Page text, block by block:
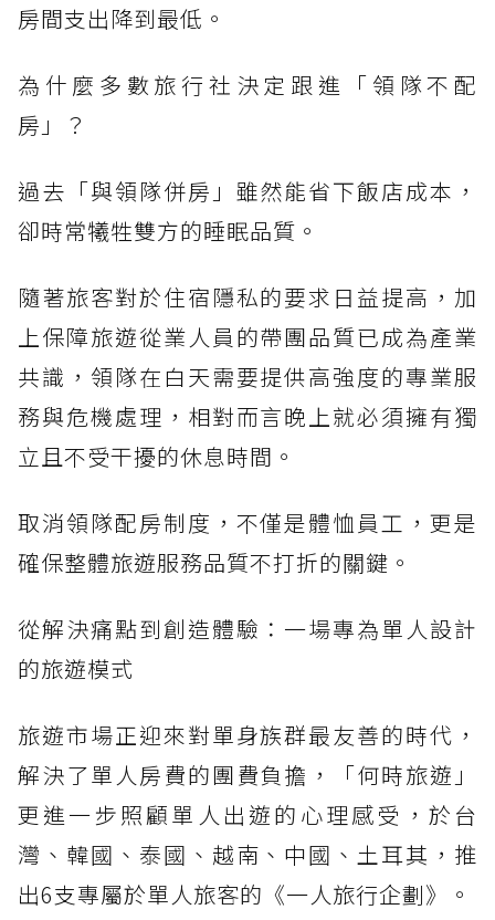
房間支出降到最低。
為什麼多數旅行社決定跟進「領隊不配
房」？
過去「與領隊併房」雖然能省下飯店成本，
卻時常犧牲雙方的睡眠品質。
隨著旅客對於住宿隱私的要求日益提高，加
上保障旅遊從業人員的帶團品質已成為產業
共識，領隊在白天需要提供高強度的專業服
務與危機處理，相對而言晚上就必須擁有獨
立且不受干擾的休息時間。
取消領隊配房制度，不僅是體恤員工，更是
確保整體旅遊服務品質不打折的關鍵。
從解決痛點到創造體驗：一場專為單人設計
的旅遊模式
旅遊市場正迎來對單身族群最友善的時代，
解決了單人房費的團費負擔，「何時旅遊」
更進一步照顧單人出遊的心理感受，於台
灣、韓國、泰國、越南、中國、土耳其，推
出6支專屬於單人旅客的《一人旅行企劃》。